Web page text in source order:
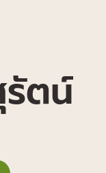
ตน์